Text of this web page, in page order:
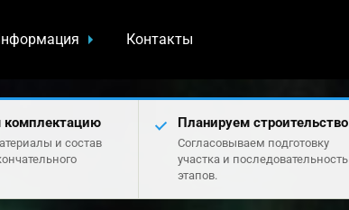
Контакты
комплектацию
и состав
Планируем строительство
Согласовываем подготовку
участка и последовательность
этапов.